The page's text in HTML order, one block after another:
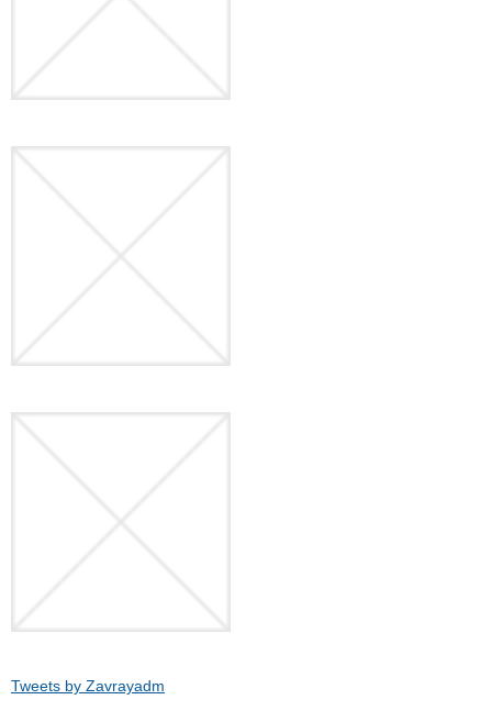
Tweets by Zavrayadm